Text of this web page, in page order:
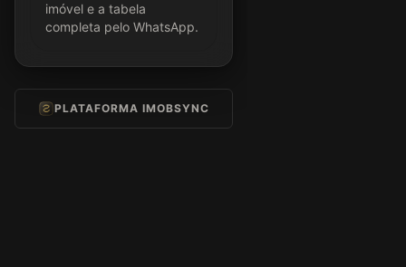
imóvel e a tabela
completa pelo WhatsApp.
PLATAFORMA IMOBSYNC